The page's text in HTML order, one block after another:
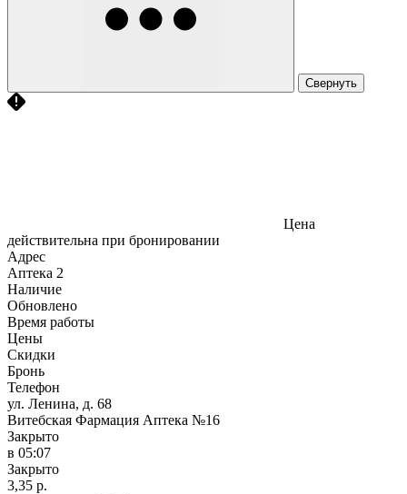
Свернуть
Цена
действительна при бронировании
Адрес
Аптека 2
Наличие
Обновлено
Время работы
Цены
Скидки
Бронь
Телефон
ул. Ленина, д. 68
Витебская Фармация Аптека №16
Закрыто
в 05:07
Закрыто
3,35 р.